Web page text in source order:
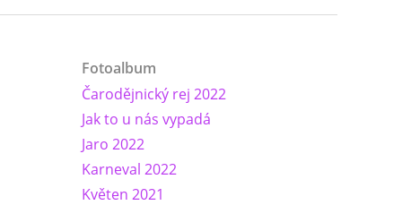
Fotoalbum
Čarodějnický rej 2022
Jak to u nás vypadá
Jaro 2022
Karneval 2022
Květen 2021